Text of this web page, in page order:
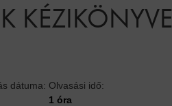
KÉZIKÖNYVE
dátuma: Olvasási idő:
1 óra